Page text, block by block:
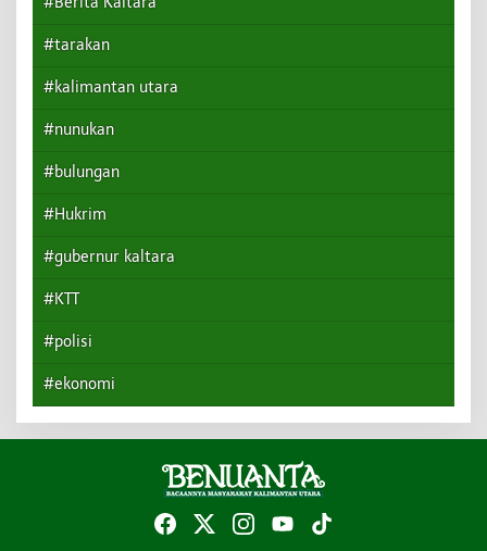
#tarakan
#kalimantan utara
#nunukan
#bulungan
#Hukrim
#gubernur kaltara
#KTT
#polisi
#ekonomi